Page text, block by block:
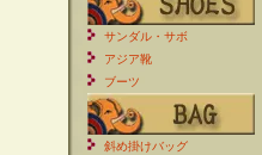
サンダル・サボ
アジア靴
ブーツ
斜め掛けバッグ